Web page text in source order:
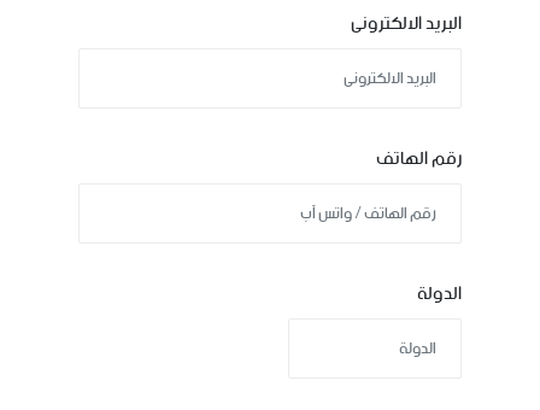
البريد الالكترونى
رقم الهاتف
الدولة